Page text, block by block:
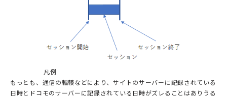
凡例
もっとも、通信の輻輳などにより、サイトのサーバーに記録されている
日時とドコモのサーバーに記録されている日時がズレることはありうる